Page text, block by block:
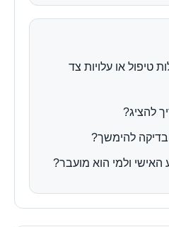
טיפול או עלויות צד
להציג?
להימשך?
ולמי הוא מועבר?